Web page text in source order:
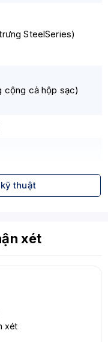
SteelSeries)
cộng cả hộp sạc)
bản(IPX4/IPX5)
bị/codec Bluetooth
thuật
xét
xét